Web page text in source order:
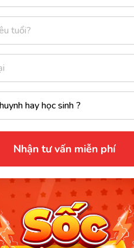
Nhận tư vấn miễn phí
sạch mang đi băm
rửa sạch và cắt lọn lấy
tây và thịt bò đã băm vào
hợp này vào xay với
năng ăn của bé. Cuối
vừa xay vào đảo đều
trắng, đun nhỏ lửa
bếp. Múc ra bát để nguội